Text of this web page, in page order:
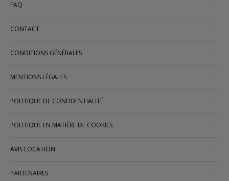
FAQ
CONTACT
CONDITIONS GÉNÉRALES
MENTIONS LÉGALES
POLITIQUE DE CONFIDENTIALITÉ
POLITIQUE EN MATIÈRE DE COOKIES
AVIS LOCATION
PARTENAIRES